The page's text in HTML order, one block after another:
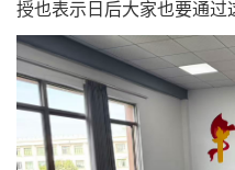
授也表示日后大家也要通过